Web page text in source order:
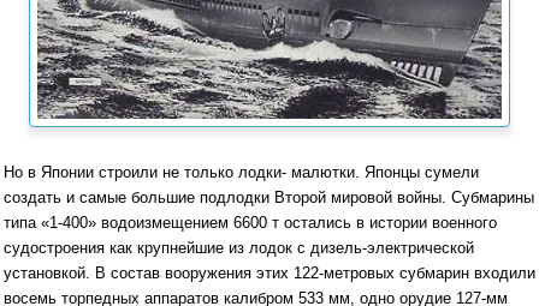
Но в Японии строили не только лодки- малютки. Японцы сумели
создать и самые большие подлодки Второй мировой войны. Субмарины
типа «1-400» водоизмещением 6600 т остались в истории военного
судостроения как крупнейшие из лодок с дизель-электрической
установкой. В состав вооружения этих 122-метровых субмарин входили
восемь торпедных аппаратов калибром 533 мм, одно орудие 127-мм